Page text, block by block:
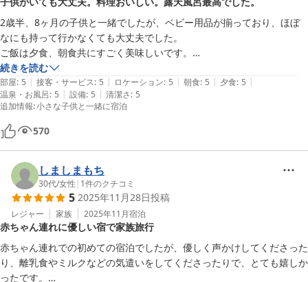
2歳半、8ヶ月の子供と一緒でしたが、ベビー用品が揃っており、ほぼ
なにも持って行かなくても大丈夫でした。
ご飯は夕食、朝食共にすごく美味しいです。
部屋の半露天風呂は常にお湯が温かく管理されており、24時間利用で
きて大満足でした。
貸切露天風呂は設備が良く、内装も綺麗でした。
家族で利用できました！！サウナと水風呂もありましたが、今回は利用
できず。次回は絶対に入りたいです。
続きを読む
部屋: 5 | 接客・サービス: 5 | ロケーション: 5 | 朝食: 5 | 夕食: 5 |
温泉・お風呂: 5 | 設備: 5 | 清潔さ: 5
追加情報:小さな子供と一緒に宿泊
570
しましまもち
30代/女性 | 1件のクチコミ
5 2025年11月28日投稿
レジャー 家族 2025年11月宿泊
赤ちゃん連れに優しい宿で家族旅行
赤ちゃん連れでの初めての宿泊でしたが、優しく声かけしてくださった
り、離乳食やミルクなどの気遣いをしてくださったりで、とても嬉しか
ったです。